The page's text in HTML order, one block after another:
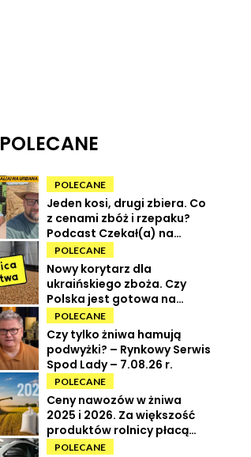
POLECANE
POLECANE
Jeden kosi, drugi zbiera. Co
z cenami zbóż i rzepaku?
Podcast Czekał(a) na
Urbana odc. 73
POLECANE
Nowy korytarz dla
ukraińskiego zboża. Czy
Polska jest gotowa na
powrót tranzytu?
POLECANE
Czy tylko żniwa hamują
podwyżki? – Rynkowy Serwis
Spod Lady – 7.08.26 r.
POLECANE
Ceny nawozów w żniwa
2025 i 2026. Za większość
produktów rolnicy płacą
więcej
POLECANE